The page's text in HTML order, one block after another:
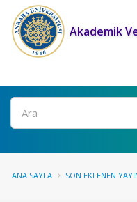
Akademik
Ara
ANA SAYFA SON EKLENEN